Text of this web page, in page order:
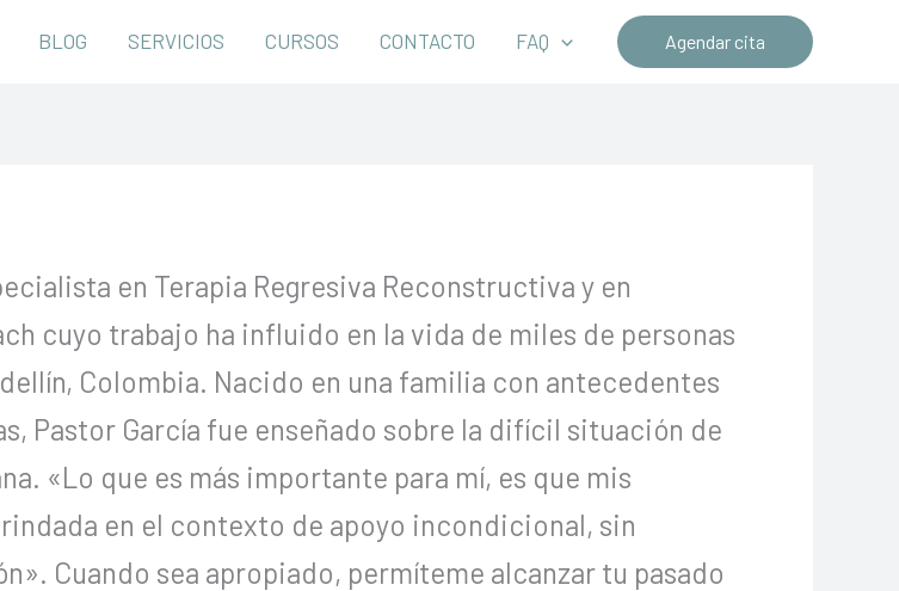
BLOG SERVICIOS CURSOS CONTACTO FAQ Agendar cita
en Terapia Regresiva Reconstructiva y en
cuyo trabajo ha influido en la vida de miles de personas
Colombia. Nacido en una familia con antecedentes
Pastor García fue enseñado sobre la difícil situación de
«Lo que es más importante para mí, es que mis
en el contexto de apoyo incondicional, sin
Cuando sea apropiado, permíteme alcanzar tu pasado